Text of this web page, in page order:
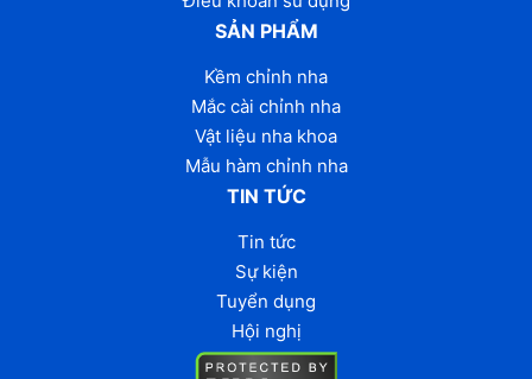
SẢN PHẨM
Kềm chỉnh nha
Mắc cài chỉnh nha
Vật liệu nha khoa
Mẫu hàm chỉnh nha
TIN TỨC
Tin tức
Sự kiện
Tuyển dụng
Hội nghị